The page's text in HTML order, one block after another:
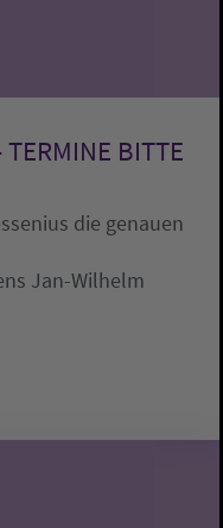
BITTE
die genauen
Jan-Wilhelm